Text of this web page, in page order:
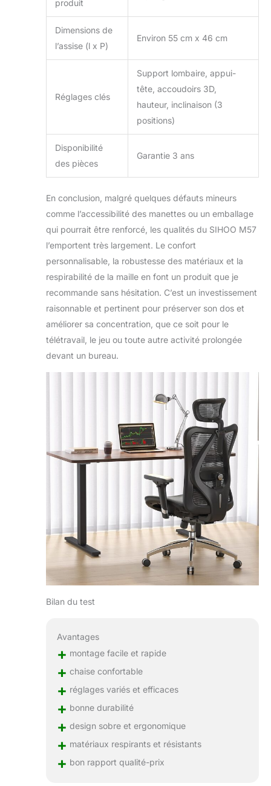
produit
Dimensions de
l’assise (l x P)
Environ 55 cm x 46 cm
Réglages clés
Support lombaire, appui-
tête, accoudoirs 3D,
hauteur, inclinaison (3
positions)
Disponibilité
des pièces
Garantie 3 ans
En conclusion, malgré quelques défauts mineurs
comme l’accessibilité des manettes ou un emballage
qui pourrait être renforcé, les qualités du SIHOO M57
l’emportent très largement. Le confort
personnalisable, la robustesse des matériaux et la
respirabilité de la maille en font un produit que je
recommande sans hésitation. C’est un investissement
raisonnable et pertinent pour préserver son dos et
améliorer sa concentration, que ce soit pour le
télétravail, le jeu ou toute autre activité prolongée
devant un bureau.
Bilan du test
Avantages
+ montage facile et rapide
+ chaise confortable
+ réglages variés et efficaces
+ bonne durabilité
+ design sobre et ergonomique
+ matériaux respirants et résistants
+ bon rapport qualité-prix